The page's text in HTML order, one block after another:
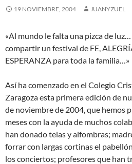
19 NOVIEMBRE, 2004 JUANYZUEL
«Al mundo le falta una pizca de
compartir un festival de FE,
ESPERANZA para toda la familia…»
Así ha comenzado en el Colegio
Zaragoza esta primera edición de
de noviembre de 2004, que hemos
meses con la ayuda de muchos
han donado telas y alfombras;
forrar con largas cortinas el
los conciertos; profesores que han